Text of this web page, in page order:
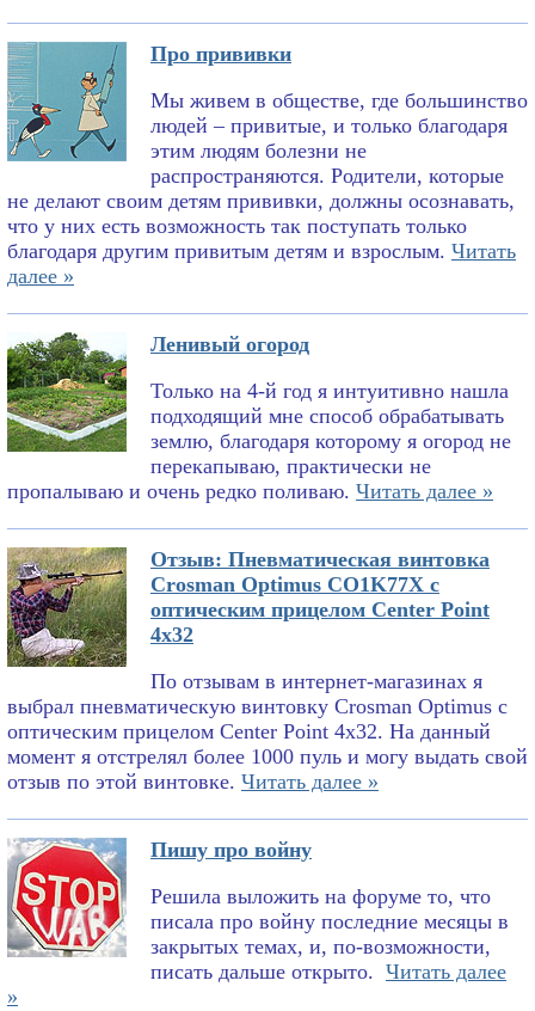
Про прививки
Мы живем в обществе, где большинство
людей – привитые, и только благодаря
этим людям болезни не
распространяются. Родители, которые
не делают своим детям прививки, должны осознавать,
что у них есть возможность так поступать только
благодаря другим привитым детям и взрослым. Читать
далее »
Ленивый огород
Только на 4-й год я интуитивно нашла
подходящий мне способ обрабатывать
землю, благодаря которому я огород не
перекапываю, практически не
пропалываю и очень редко поливаю. Читать далее »
Отзыв: Пневматическая винтовка
Crosman Optimus CO1K77X с
оптическим прицелом Center Point
4x32
По отзывам в интернет-магазинах я
выбрал пневматическую винтовку Crosman Optimus с
оптическим прицелом Center Point 4x32. На данный
момент я отстрелял более 1000 пуль и могу выдать свой
отзыв по этой винтовке. Читать далее »
Пишу про войну
Решила выложить на форуме то, что
писала про войну последние месяцы в
закрытых темах, и, по-возможности,
писать дальше открыто. Читать далее
»